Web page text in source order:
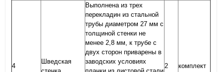
4
Шведская
Выполнена из трех
перекладин из стальной
трубы диаметром 27 мм с
толщиной стенки не
менее 2,8 мм, к трубе с
двух сторон приварены в
заводских условиях
2 комплект